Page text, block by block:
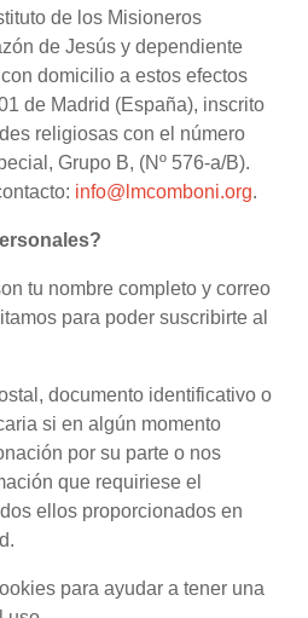
de los Misioneros
de Jesús y dependiente
domicilio a estos efectos
de Madrid (España), inscrito
religiosas con el número
Grupo B, (Nº 576-a/B).
info@lmcomboni.org.
tu nombre completo y correo
para poder suscribirte al
documento identificativo o
si en algún momento
por su parte o nos
que requiriese el
ellos proporcionados en
para ayudar a tener una